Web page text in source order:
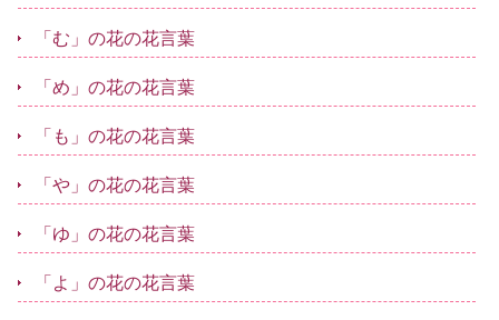
「む」の花の花言葉
「め」の花の花言葉
「も」の花の花言葉
「や」の花の花言葉
「ゆ」の花の花言葉
「よ」の花の花言葉